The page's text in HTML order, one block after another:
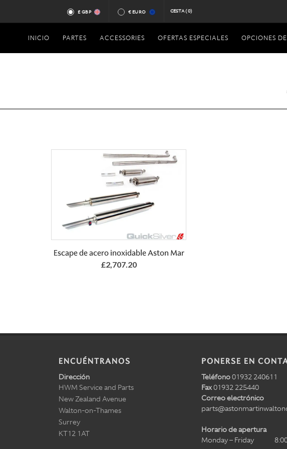
£ GBP € EURO CESTA(0)
INICIO PARTES ACCESSORIES OFERTAS ESPECIALES OPCIONES
Escape de acero inoxidable Aston Mar
£2,707.20
ENCUÉNTRANOS
Dirección
HWM Service and Parts
New Zealand Avenue
Walton-on-Thames
Surrey
KT12 1AT
PONERSE EN
Teléfono01932 240611
Fax01932 225440
Correo electrónico
Horario de apertura
Monday – Friday